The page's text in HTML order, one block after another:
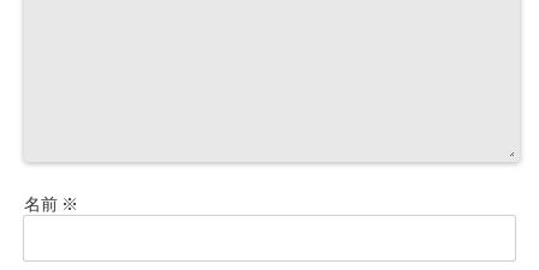
名前 ※